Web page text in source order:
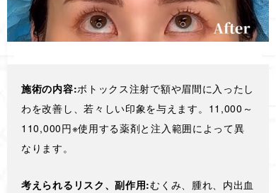
施術の内容:ボトックス注射で額や眉間に入ったし
わを改善し、若々しい印象を与えます。11,000～
110,000円※使用する薬剤と注入範囲によって異
なります。
考えられるリスク、副作用:むくみ、腫れ、内出血